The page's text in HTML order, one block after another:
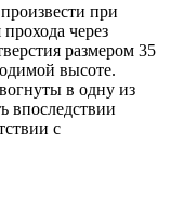
при
через
размером 35
высоте.
в одну из
впоследствии
с